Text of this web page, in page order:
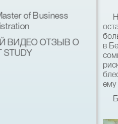
of Business
ВИДЕО ОТЗЫВ О
STUDY
в
ему